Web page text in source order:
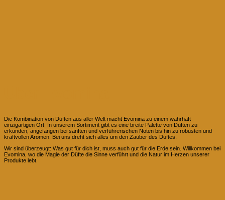
Die Kombination von Düften aus aller Welt macht Evomina zu einem wahrhaft
einzigartigen Ort. In unserem Sortiment gibt es eine breite Palette von Düften zu
erkunden, angefangen bei sanften und verführerischen Noten bis hin zu robusten und
kraftvollen Aromen. Bei uns dreht sich alles um den Zauber des Duftes.
Wir sind überzeugt: Was gut für dich ist, muss auch gut für die Erde sein. Willkommen bei
Evomina, wo die Magie der Düfte die Sinne verführt und die Natur im Herzen unserer
Produkte lebt.